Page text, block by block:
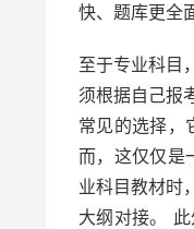
快、题库更全
至于专业科目
须根据自己报
常见的选择，
而，这仅仅是
业科目教材时
大纲对接。